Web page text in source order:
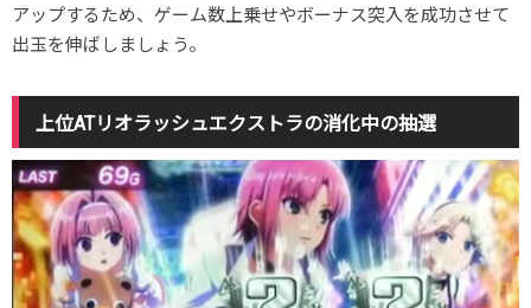
アップするため、ゲーム数上乗せやボーナス突入を成功させて
出玉を伸ばしましょう。
上位ATリオラッシュエクストラの消化中の抽選